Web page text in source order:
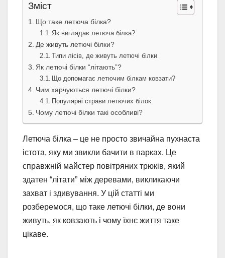
Зміст
Що таке летюча білка?
Як виглядає летюча білка?
Де живуть летючі білки?
Типи лісів, де живуть летючі білки
Як летючі білки “літають”?
Що допомагає летючим білкам ковзати?
Чим харчуються летючі білки?
Популярні страви летючих білок
Чому летючі білки такі особливі?
Летюча білка – це не просто звичайна пухнаста
істота, яку ми звикли бачити в парках. Це
справжній майстер повітряних трюків, який
здатен “літати” між деревами, викликаючи
захват і здивування. У цій статті ми
розберемося, що таке летючі білки, де вони
живуть, як ковзають і чому їхнє життя таке
цікаве.